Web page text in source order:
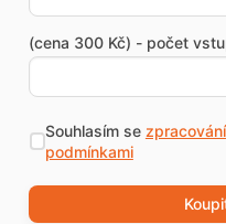
(cena 300 Kč) - počet
Souhlasím se
podmínkami